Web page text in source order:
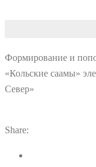
Формирование и
«Кольские саамы»
Север»
Share: